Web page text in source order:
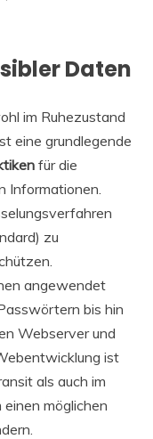
Daten
im Ruhezustand
eine grundlegende
für die
Informationen.
zu
angewendet
bis hin
Webserver und
ist
als auch im
möglichen